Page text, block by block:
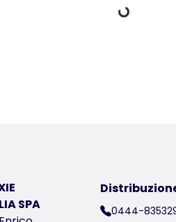
Dati di
44381
SPA
0444-